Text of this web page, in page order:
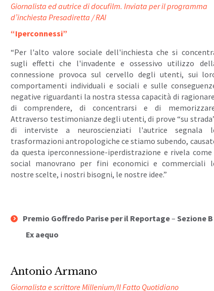
Giornalista ed autrice di docufilm. Inviata per il programma
d’inchiesta Presadiretta / RAI
“Iperconnessi”
“Per l'alto valore sociale dell'inchiesta che si
sugli effetti che l'invadente e ossessivo utilizzo
connessione provoca sul cervello degli utenti, sui
comportamenti individuali e sociali e sulle
negative riguardanti la nostra stessa capacità di
di comprendere, di concentrarsi e di
Attraverso testimonianze degli utenti, di prove “su
di interviste a neuroscienziati l'autrice segnala
trasformazioni antropologiche ce stiamo subendo,
da questa iperconnessione-iperdistrazione e rivela
social manovrano per fini economici e commerciali
nostre scelte, i nostri bisogni, le nostre idee.”
Premio Goffredo Parise per il Reportage– Sezione B
Ex aequo
Antonio Armano
Giornalista e scrittore Millenium/Il Fatto Quotidiano